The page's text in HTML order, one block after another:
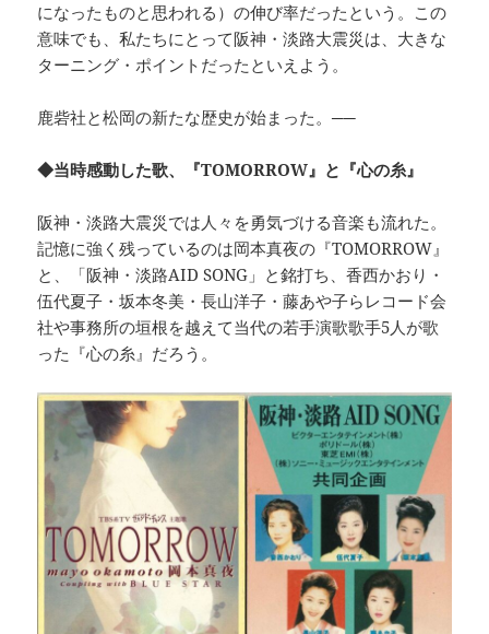
になったものと思われる）の伸び率だったという。この
意味でも、私たちにとって阪神・淡路大震災は、大きな
ターニング・ポイントだったといえよう。
鹿砦社と松岡の新たな歴史が始まった。──
◆当時感動した歌、『TOMORROW』と『心の糸』
阪神・淡路大震災では人々を勇気づける音楽も流れた。
記憶に強く残っているのは岡本真夜の『TOMORROW』
と、「阪神・淡路AID SONG」と銘打ち、香西かおり・
伍代夏子・坂本冬美・長山洋子・藤あや子らレコード会
社や事務所の垣根を越えて当代の若手演歌歌手5人が歌
った『心の糸』だろう。